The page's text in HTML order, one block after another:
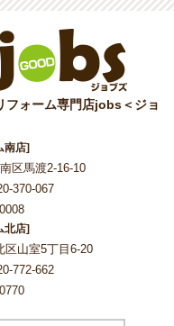
フォーム専門店jobs＜ジョ
南店]
区馬渡2-16-10
370-067
北店]
山室5丁目6-20
772-662